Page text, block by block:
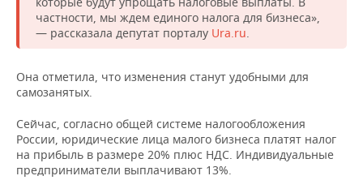
КОМУ ПРИНАДЛЕЖАТ
ТОРГОВЫЕ ЦЕНТРЫ
ТАТАРСТАНА
БЮДЖЕТ
МАШИНОСТРОЕНИЕ
НЕФТЕХИМИЯ
ОПК
НОВОСТИ АВТО
БИЗНЕС
РОЗНИЧНАЯ ТОРГОВЛЯ
ТРАНСПОРТ
УСЛУГИ
НОВОСТИ ТЕХНОЛОГИЙ
IT
МЕДИА
МЕРОПРИЯТИЯ
НОВОСТИ МЕРОПРИЯТИЙ
ВЫЕЗДНАЯ РЕДАКЦИЯ
СПОРТ
НОВОСТИ СПОРТА
ОБЩЕСТВО
частности, мы ждем единого налога для бизнеса»,
— рассказала депутат порталу Ura.ru.
Она отметила, что изменения станут удобными для
самозанятых.
Сейчас, согласно общей системе налогообложения
России, юридические лица малого бизнеса платят налог
на прибыль в размере 20% плюс НДС. Индивидуальные
предприниматели выплачивают 13%.